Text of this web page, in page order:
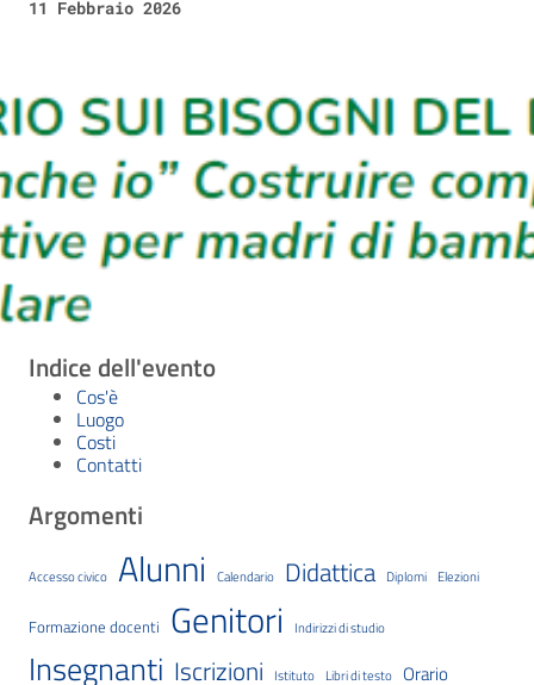
11 Febbraio 2026
Indice dell'evento
Cos'è
Luogo
Costi
Contatti
Argomenti
Accesso civico Alunni Calendario Didattica Diplomi Elezioni
Formazione docenti Genitori Indirizzi di studio
Insegnanti Iscrizioni Istituto Libri di testo Orario